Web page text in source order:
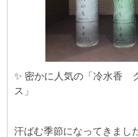
✨ 密かに人気の「冷水香
ス」
汗ばむ季節になってきまし